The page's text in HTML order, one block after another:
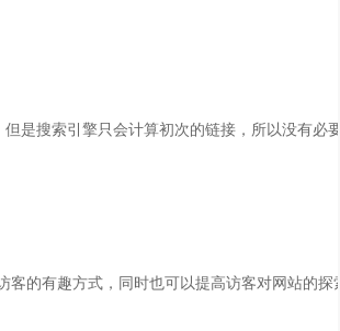
是搜索引擎只会计算初次的链接，所以没有必
的有趣方式，同时也可以提高访客对网站的